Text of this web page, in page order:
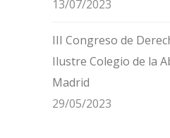
13/07/2023
III Congreso de
Ilustre Colegio de la
Madrid
29/05/2023